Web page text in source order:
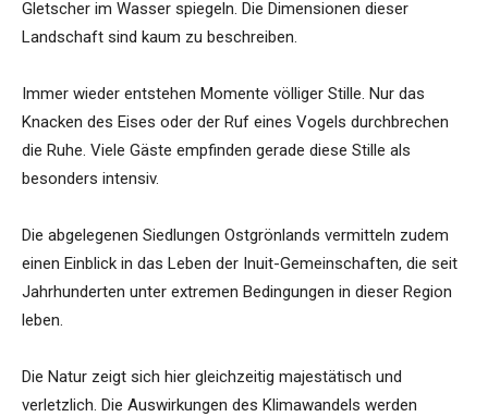
Gletscher im Wasser spiegeln. Die Dimensionen dieser
Landschaft sind kaum zu beschreiben.
Immer wieder entstehen Momente völliger Stille. Nur das
Knacken des Eises oder der Ruf eines Vogels durchbrechen
die Ruhe. Viele Gäste empfinden gerade diese Stille als
besonders intensiv.
Die abgelegenen Siedlungen Ostgrönlands vermitteln zudem
einen Einblick in das Leben der Inuit-Gemeinschaften, die seit
Jahrhunderten unter extremen Bedingungen in dieser Region
leben.
Die Natur zeigt sich hier gleichzeitig majestätisch und
verletzlich. Die Auswirkungen des Klimawandels werden